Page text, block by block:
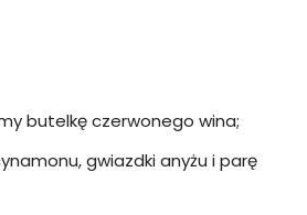
butelkę czerwonego wina;
gwiazdki anyżu i parę